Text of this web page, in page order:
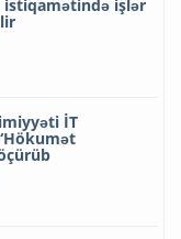
istiqamətində işlər
İT